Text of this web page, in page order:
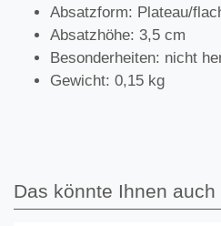
Absatzform: Plateau/
Absatzhöhe: 3,5 cm
Besonderheiten: nicht
Gewicht: 0,15 kg
Das könnte Ihnen auch